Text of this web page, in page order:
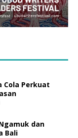
Cola Perkuat
dan
Bali